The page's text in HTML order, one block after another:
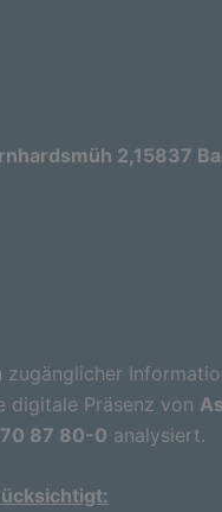
2,15837
digitale Präsenz von
87 80-0 analysiert.